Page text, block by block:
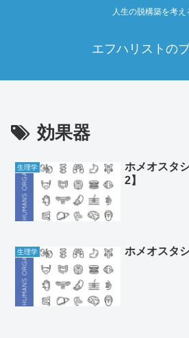
人生の脱構築を考え
エフハリストの
効果器
生理学
ホメオスタ
2】
生理学 ホメオスタ